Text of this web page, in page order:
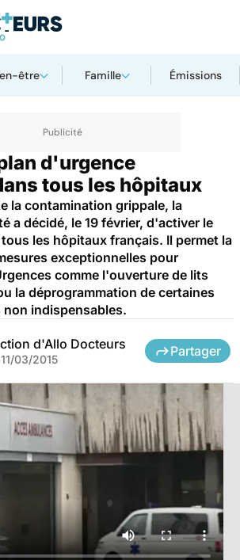
être Famille Émissions
d'urgence
tous les hôpitaux
la contamination grippale, la
a décidé, le 19 février, d'activer le
tous les hôpitaux français. Il permet la
exceptionnelles pour
comme l'ouverture de lits
la déprogrammation de certaines
indispensables.
d'Allo Docteurs
11/03/2015
Partager